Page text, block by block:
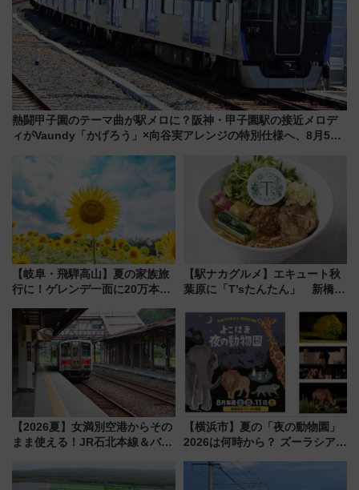
熱闘甲子園のテーマ曲が駅メロに？阪神・甲子園駅の接近メロデ
ィがVaundy「かげろう」×向谷実アレンジの特別仕様へ、8月5日
【岐阜・飛騨高山】夏の家族旅
行に！ゲレンデ一面に20万本の
アひまわり園」開園
【駅ナカグルメ】エキュート秋
葉原に「T’sたんたん」 新橋に
饅」、オムライス専門店「肉と
たまご」新グルメ続々登場！
【2026年8月】
【2026夏】女満別空港からその
まま使える！JR石北本線＆バス
ーパス」でおトクに道東観光
（8/3発売）
【横浜市】夏の「夜の動物園」
2026は何時から？ ズーラシア・
見どころ、限定イベントを徹底
解説！